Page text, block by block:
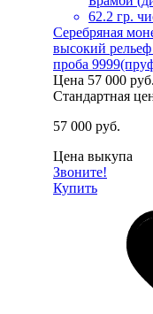
Серебряная
высокий рельеф
проба
Цена 57 000 руб.
Стандартная
57 000 руб.
Цена выкупа
Звоните!
Купить